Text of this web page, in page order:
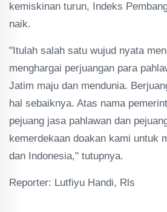
kemiskinan turun, Indeks
naik.
"Itulah salah satu wujud nyata
menghargai perjuangan para
Jatim maju dan mendunia.
hal sebaiknya. Atas nama
pejuang jasa pahlawan dan
kemerdekaan doakan kami untuk
dan Indonesia," tutupnya.
Reporter: Lutfiyu Handi, Rls